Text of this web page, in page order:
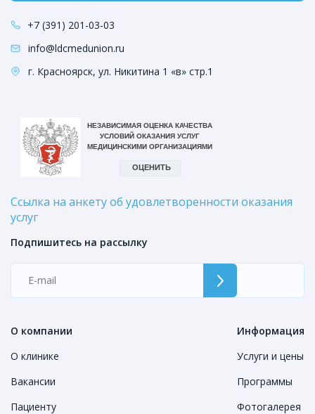
+7 (391) 201-03-03
info@ldcmedunion.ru
г. Красноярск, ул. Никитина 1 «в» стр.1
Ссылка на анкету об удовлетворенности оказания
услуг
О компании
О клинике
Вакансии
Пациенту
Информация
Услуги и цены
Программы
Фотогалерея
Подпишитесь на рассылку